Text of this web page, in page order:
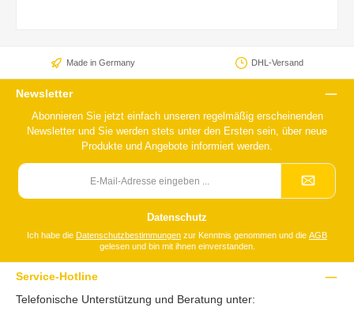
Made in Germany DHL-Versand
Newsletter
Abonnieren Sie jetzt einfach unseren regelmäßig erscheinenden
Newsletter und Sie werden stets unter den Ersten sein, über neue
Produkte und Angebote informiert werden.
E-
Adresse
Datenschutz
Ich habe die Datenschutzbestimmungen zur Kenntnis genommen und die AGB
gelesen und bin mit ihnen einverstanden.
Service-Hotline
Telefonische Unterstützung und Beratung unter: